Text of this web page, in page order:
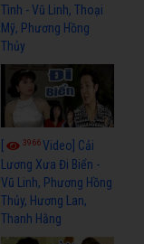
Tình - Vũ Linh, Thoại
Mỹ, Phương Hồng
Thủy
3966Video] Cải
Lương Xưa Đi Biển -
Vũ Linh, Phương Hồng
Thủy, Hương Lan,
Thanh Hằng